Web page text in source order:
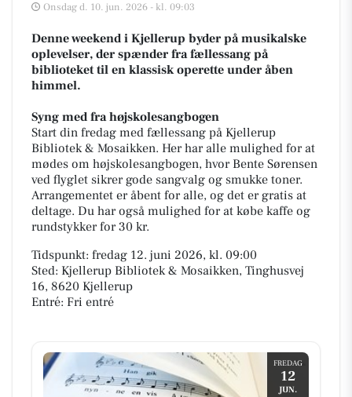
Onsdag d. 10. jun. 2026 - kl. 09:03
Denne weekend i Kjellerup byder på musikalske
oplevelser, der spænder fra fællessang på
biblioteket til en klassisk operette under åben
himmel.
Syng med fra højskolesangbogen
Start din fredag med fællessang på Kjellerup
Bibliotek & Mosaikken. Her har alle mulighed for at
mødes om højskolesangbogen, hvor Bente Sørensen
ved flyglet sikrer gode sangvalg og smukke toner.
Arrangementet er åbent for alle, og det er gratis at
deltage. Du har også mulighed for at købe kaffe og
rundstykker for 30 kr.
Tidspunkt: fredag 12. juni 2026, kl. 09:00
Sted: Kjellerup Bibliotek & Mosaikken, Tinghusvej
16, 8620 Kjellerup
Entré: Fri entré
FREDAG
12
JUN.